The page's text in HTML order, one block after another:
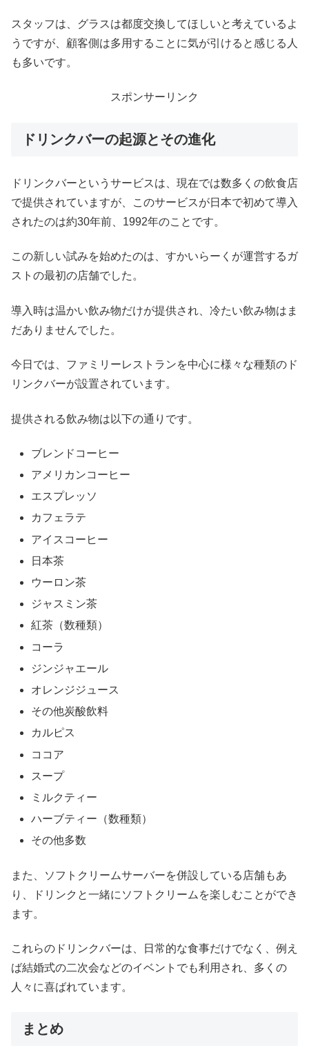
スタッフは、グラスは都度交換してほしいと考えているよ
うですが、顧客側は多用することに気が引けると感じる人
も多いです。
スポンサーリンク
ドリンクバーの起源とその進化
ドリンクバーというサービスは、現在では数多くの飲食店
で提供されていますが、このサービスが日本で初めて導入
されたのは約30年前、1992年のことです。
この新しい試みを始めたのは、すかいらーくが運営するガ
ストの最初の店舗でした。
導入時は温かい飲み物だけが提供され、冷たい飲み物はま
だありませんでした。
今日では、ファミリーレストランを中心に様々な種類のド
リンクバーが設置されています。
提供される飲み物は以下の通りです。
ブレンドコーヒー
アメリカンコーヒー
エスプレッソ
カフェラテ
アイスコーヒー
日本茶
ウーロン茶
ジャスミン茶
紅茶（数種類）
コーラ
ジンジャエール
オレンジジュース
その他炭酸飲料
カルピス
ココア
スープ
ミルクティー
ハーブティー（数種類）
その他多数
また、ソフトクリームサーバーを併設している店舗もあ
り、ドリンクと一緒にソフトクリームを楽しむことができ
ます。
これらのドリンクバーは、日常的な食事だけでなく、例え
ば結婚式の二次会などのイベントでも利用され、多くの
人々に喜ばれています。
まとめ